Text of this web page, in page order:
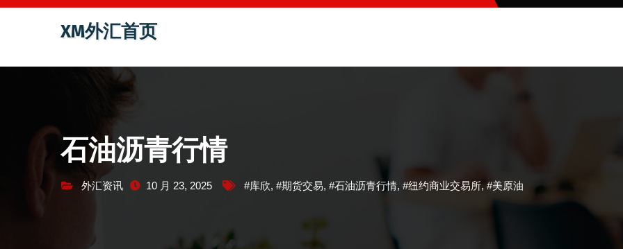
跳
容
XM外汇首页
石油沥青行情
外汇资讯 10 月 23, 2025 #库欣, #期货交易, #石油沥青行情, #纽约商业交易所, #美原油